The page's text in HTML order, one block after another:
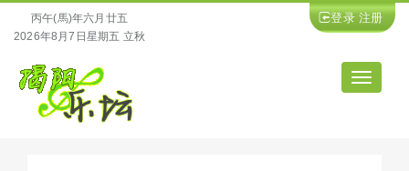
丙午(馬)年六月廿五
2026年8月7日星期五 立秋
登录 注册
导
航